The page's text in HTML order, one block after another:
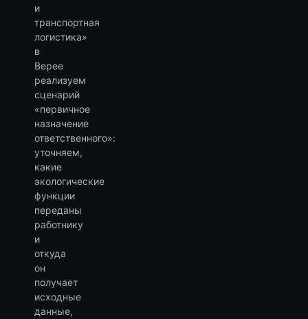
и
транспортная
логистика»
в
Верее
реализуем
сценарий
«первичное
назначение
ответственного»:
уточняем,
какие
экологические
функции
переданы
работнику
и
откуда
он
получает
исходные
данные,